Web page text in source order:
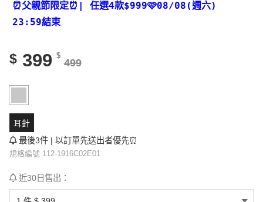
位顧客進行
評分
⏰父親節限定⏰ | 任選4款$999🩷08/08(週六)
23:59結束
$ 399 $
499
耳針
最後3件 | 以訂單先送出者優先⏰
規格編號 112-1916C02E01
近30日售出：